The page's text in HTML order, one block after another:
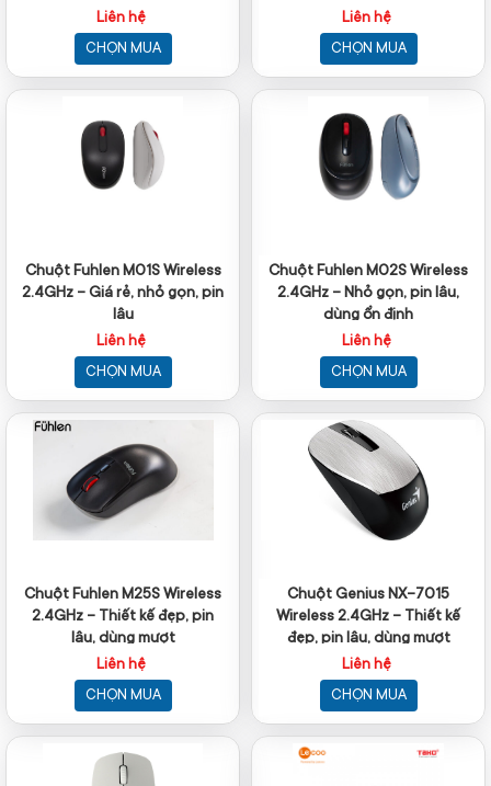
Liên hệ
CHỌN MUA
Liên hệ
CHỌN MUA
Chuột Fuhlen M01S Wireless
2.4GHz – Giá rẻ, nhỏ gọn, pin
lâu
Liên hệ
CHỌN MUA
Chuột Fuhlen M02S Wireless
2.4GHz – Nhỏ gọn, pin lâu,
dùng ổn định
Liên hệ
CHỌN MUA
Chuột Fuhlen M25S Wireless
2.4GHz – Thiết kế đẹp, pin
lâu, dùng mượt
Liên hệ
CHỌN MUA
Chuột Genius NX-7015
Wireless 2.4GHz – Thiết kế
đẹp, pin lâu, dùng mượt
Liên hệ
CHỌN MUA